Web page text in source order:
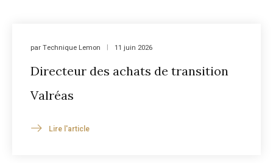
parTechnique Lemon 11 juin 2026
Directeur des achats de transition
Valréas
Lire l'article